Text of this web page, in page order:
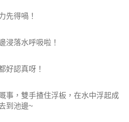
先得喎！
浸落水呼吸啦！
好認真呀！
事，雙手揸住浮板，在水中浮起成
到池邊~